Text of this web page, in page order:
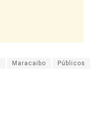
Maracaibo Públicos